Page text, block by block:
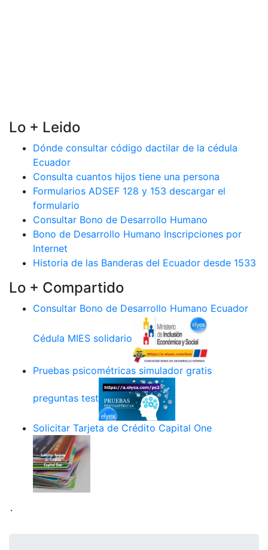
Lo + Leido
Dónde consultar código dactilar de la cédula
Ecuador
Consulta cuantos hijos tiene una persona
Formularios ADSEF 128 y 153 descargar el
formulario
Consultar Bono de Desarrollo Humano
Bono de Desarrollo Humano Inscripciones por
Internet
Historia de las Banderas del Ecuador desde 1533
Lo + Compartido
Consultar Bono de Desarrollo Humano Ecuador
Cédula MIES solidario
Pruebas psicométricas simulador gratis
preguntas test
Solicitar Tarjeta de Crédito Capital One
.